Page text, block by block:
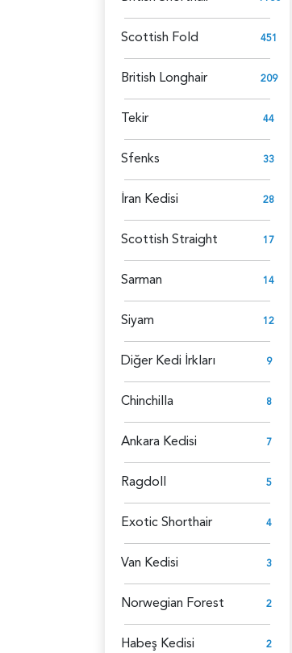
Scottish Fold 451
British Longhair 209
Tekir 44
Sfenks 33
İran Kedisi 28
Scottish Straight 17
Sarman 14
Siyam 12
Diğer Kedi İrkları 9
Chinchilla 8
Ankara Kedisi 7
Ragdoll 5
Exotic Shorthair 4
Van Kedisi 3
Norwegian Forest 2
Habeş Kedisi 2